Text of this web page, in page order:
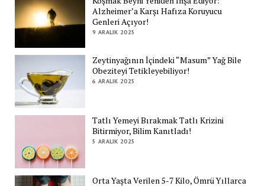
Alzheimer’a Karşı Hafıza Koruyucu
Genleri Açıyor!
9 ARALIK 2025
Zeytinyağının İçindeki “Masum” Yağ Bile
Obeziteyi Tetikleyebiliyor!
6 ARALIK 2025
Tatlı Yemeyi Bırakmak Tatlı Krizini
Bitirmiyor, Bilim Kanıtladı!
5 ARALIK 2025
Orta Yaşta Verilen 5-7 Kilo, Ömrü Yıllarca